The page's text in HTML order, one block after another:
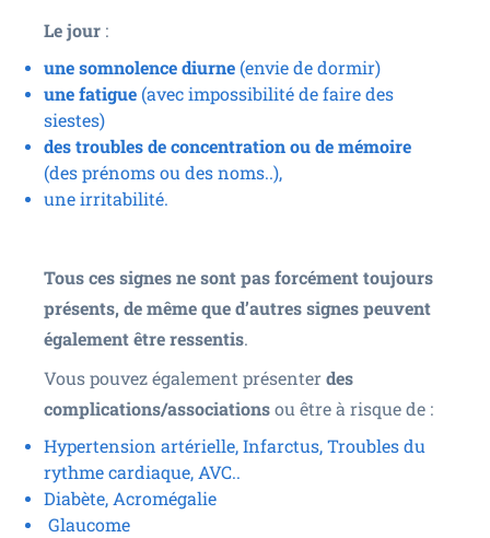
Le jour :
une somnolence diurne (envie de dormir)
une fatigue (avec impossibilité de faire des
siestes)
des troubles de concentration ou de mémoire
(des prénoms ou des noms..),
une irritabilité.
Tous ces signes ne sont pas forcément toujours
présents, de même que d’autres signes peuvent
également être ressentis.
Vous pouvez également présenterdes
complications/associationsou être à risque de :
Hypertension artérielle, Infarctus, Troubles du
rythme cardiaque, AVC..
Diabète, Acromégalie
Glaucome